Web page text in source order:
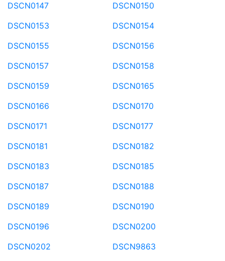
DSCN0147
DSCN0150
DSCN0153
DSCN0154
DSCN0155
DSCN0156
DSCN0157
DSCN0158
DSCN0159
DSCN0165
DSCN0166
DSCN0170
DSCN0171
DSCN0177
DSCN0181
DSCN0182
DSCN0183
DSCN0185
DSCN0187
DSCN0188
DSCN0189
DSCN0190
DSCN0196
DSCN0200
DSCN0202
DSCN9863